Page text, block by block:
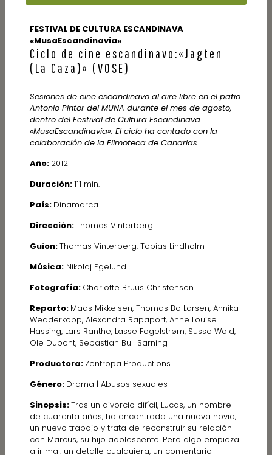
FESTIVAL DE CULTURA ESCANDINAVA
«MusaEscandinavia»
Ciclo de cine escandinavo:«Jagten
(La Caza)» (VOSE)
Sesiones de cine escandinavo al aire libre en el patio
Antonio Pintor del MUNA durante el mes de agosto,
dentro del Festival de Cultura Escandinava
«MusaEscandinavia». El ciclo ha contado con la
colaboración de la Filmoteca de Canarias.
Año: 2012
Duración:111 min.
País: Dinamarca
Dirección:Thomas Vinterberg
Guion:Thomas Vinterberg, Tobias Lindholm
Música: Nikolaj Egelund
Fotografía: Charlotte Bruus Christensen
Reparto: Mads Mikkelsen, Thomas Bo Larsen, Annika
Wedderkopp, Alexandra Rapaport, Anne Louise
Hassing, Lars Ranthe, Lasse Fogelstrøm, Susse Wold,
Ole Dupont, Sebastian Bull Sarning
Productora: Zentropa Productions
Género: Drama | Abusos sexuales
Sinopsis:Tras un divorcio difícil, Lucas, un hombre
de cuarenta años, ha encontrado una nueva novia,
un nuevo trabajo y trata de reconstruir su relación
con Marcus, su hijo adolescente. Pero algo empieza
a ir mal: un detalle cualquiera, un comentario